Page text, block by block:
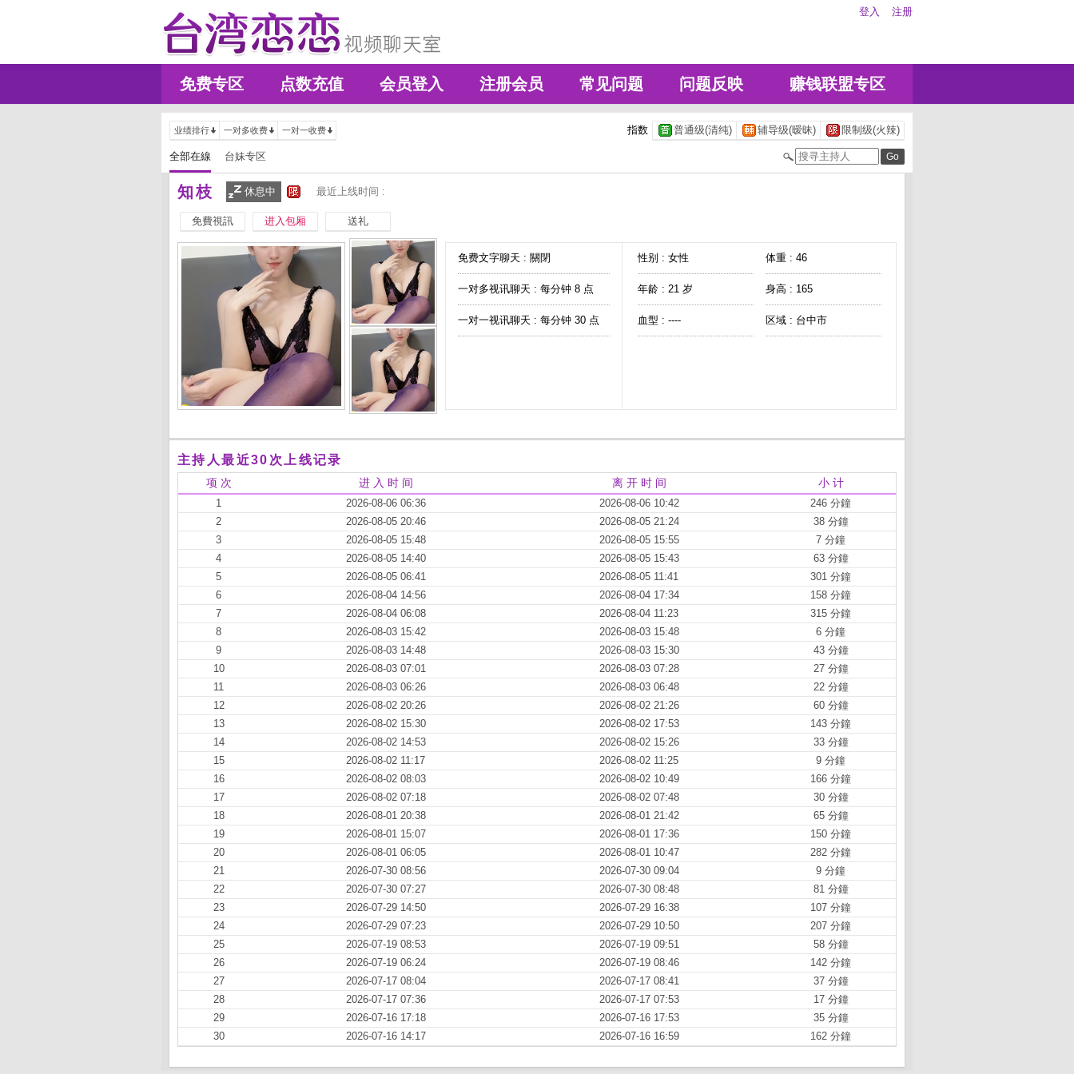
登入 注册
免费专区 点数充值 会员登入 注册会员 常见问题 问题反映 赚钱联盟专区
业绩排行 一对多收费 一对一收费 指数 普通级(清纯) 辅导级(暧昧) 限制级(火辣)
全部在線 台妹专区
知枝 休息中 最近上线时间 :
免費視訊 进入包厢 送礼
免费文字聊天 : 關閉
一对多视讯聊天 : 每分钟 8 点
一对一视讯聊天 : 每分钟 30 点
性别 : 女性 体重 : 46
年龄 : 21 岁 身高 : 165
血型 : ---- 区域 : 台中市
主持人最近30次上线记录
项 次 进 入 时 间 离 开 时 间 小 计
1 2026-08-06 06:36 2026-08-06 10:42
246 分鐘
2
2026-08-05 20:46 2026-08-05 21:24
38 分鐘
3
2026-08-05 15:48 2026-08-05 15:55
7 分鐘
4
2026-08-05 14:40 2026-08-05 15:43
63 分鐘
5
2026-08-05 06:41 2026-08-05 11:41
301 分鐘
6
2026-08-04 14:56 2026-08-04 17:34
158 分鐘
7
2026-08-04 06:08 2026-08-04 11:23
315 分鐘
8
2026-08-03 15:42 2026-08-03 15:48
6 分鐘
9
2026-08-03 14:48 2026-08-03 15:30
43 分鐘
10
2026-08-03 07:01 2026-08-03 07:28
27 分鐘
11
2026-08-03 06:26 2026-08-03 06:48
22 分鐘
12
2026-08-02 20:26 2026-08-02 21:26
60 分鐘
13
2026-08-02 15:30 2026-08-02 17:53
143 分鐘
14
2026-08-02 14:53 2026-08-02 15:26
33 分鐘
15
2026-08-02 11:17 2026-08-02 11:25
9 分鐘
16
2026-08-02 08:03 2026-08-02 10:49
166 分鐘
17
2026-08-02 07:18 2026-08-02 07:48
30 分鐘
18
2026-08-01 20:38 2026-08-01 21:42
65 分鐘
19
2026-08-01 15:07 2026-08-01 17:36
150 分鐘
20
2026-08-01 06:05 2026-08-01 10:47
282 分鐘
21
2026-07-30 08:56 2026-07-30 09:04
9 分鐘
22
2026-07-30 07:27 2026-07-30 08:48
81 分鐘
23
2026-07-29 14:50 2026-07-29 16:38
107 分鐘
24
2026-07-29 07:23 2026-07-29 10:50
207 分鐘
25
2026-07-19 08:53 2026-07-19 09:51
58 分鐘
26
2026-07-19 06:24 2026-07-19 08:46
142 分鐘
27
2026-07-17 08:04 2026-07-17 08:41
37 分鐘
28
2026-07-17 07:36 2026-07-17 07:53
17 分鐘
29
2026-07-16 17:18 2026-07-16 17:53
35 分鐘
30
2026-07-16 14:17 2026-07-16 16:59 162 分鐘